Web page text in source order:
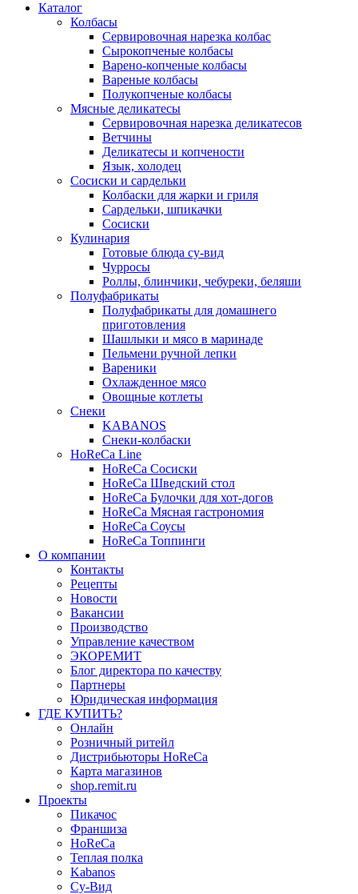
Каталог
Колбасы
Сервировочная нарезка колбас
Сырокопченые колбасы
Варено-копченые колбасы
Вареные колбасы
Полукопченые колбасы
Мясные деликатесы
Сервировочная нарезка деликатесов
Ветчины
Деликатесы и копчености
Язык, холодец
Сосиски и сардельки
Колбаски для жарки и гриля
Сардельки, шпикачки
Сосиски
Кулинария
Готовые блюда су-вид
Чурросы
Роллы, блинчики, чебуреки, беляши
Полуфабрикаты
Полуфабрикаты для домашнего
приготовления
Шашлыки и мясо в маринаде
Пельмени ручной лепки
Вареники
Охлажденное мясо
Овощные котлеты
Снеки
KABANOS
Снеки-колбаски
HoReCa Line
HoReCa Сосиски
HoReCa Шведский стол
HoReCa Булочки для хот-догов
HoReCa Мясная гастрономия
HoReCa Соусы
HoReCa Топпинги
О компании
Контакты
Рецепты
Новости
Вакансии
Производство
Управление качеством
ЭКОРЕМИТ
Блог директора по качеству
Партнеры
Юридическая информация
ГДЕ КУПИТЬ?
Онлайн
Розничный ритейл
Дистрибьюторы HoReCa
Карта магазинов
shop.remit.ru
Проекты
Пикачос
Франшиза
HoReCa
Теплая полка
Kabanos
Су-Вид